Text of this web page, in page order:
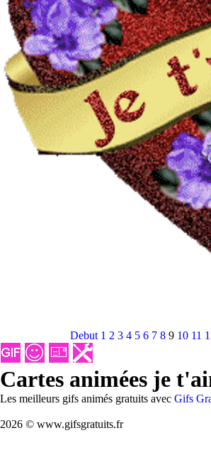
Debut 1 2 3 4 5 6 7 8 9 10 11
Cartes animées je
Les meilleurs gifs animés gratuits avec Gifs
2026 © www.gifsgratuits.fr